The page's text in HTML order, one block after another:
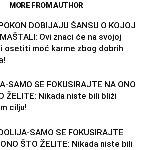
MORE FROM AUTHOR
DOBIJAJU ŠANSU O KOJOJ
Ovi znaci će na svojoj
osetiti moć karme zbog dobrih
SAMO SE FOKUSIRAJTE NA ONO
ŽELITE: Nikada niste bili bliži
cilju!
SAMO SE FOKUSIRAJTE
ŠTO ŽELITE: Nikada niste bili